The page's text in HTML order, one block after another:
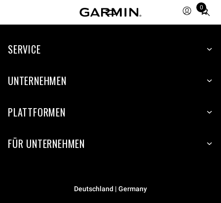
0
Total
items
cart:
SERVICE
UNTERNEHMEN
PLATTFORMEN
FÜR UNTERNEHMEN
Deutschland | Germany